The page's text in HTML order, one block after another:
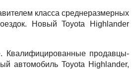
класса среднеразмерных
Новый Toyota Highlander
Квалифицированные продавцы-
автомобиль Toyota Highlander,